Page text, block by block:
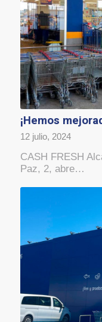
¡Hemos
12 julio, 2024
CASH FRESH
Paz, 2, abre…